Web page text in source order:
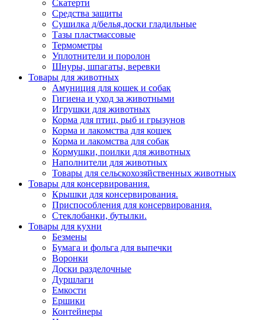
Скатерти
Средства защиты
Сушилка д/белья,доски гладильные
Тазы пластмассовые
Термометры
Уплотнители и поролон
Шнуры, шпагаты, веревки
Товары для животных
Амуниция для кошек и собак
Гигиена и уход за животными
Игрушки для животных
Корма для птиц, рыб и грызунов
Корма и лакомства для кошек
Корма и лакомства для собак
Кормушки, поилки для животных
Наполнители для животных
Товары для сельскохозяйственных животных
Товары для консервирования.
Крышки для консервирования.
Приспособления для консервирования.
Стеклобанки, бутылки.
Товары для кухни
Безмены
Бумага и фольга для выпечки
Воронки
Доски разделочные
Дуршлаги
Емкости
Ершики
Контейнеры